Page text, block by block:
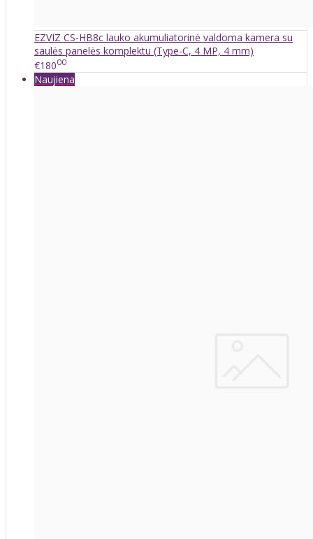
EZVIZ CS-HB8c lauko akumuliatorinė valdoma kamera su
saulės panelės komplektu (Type-C, 4 MP, 4 mm)
€18000
Naujiena